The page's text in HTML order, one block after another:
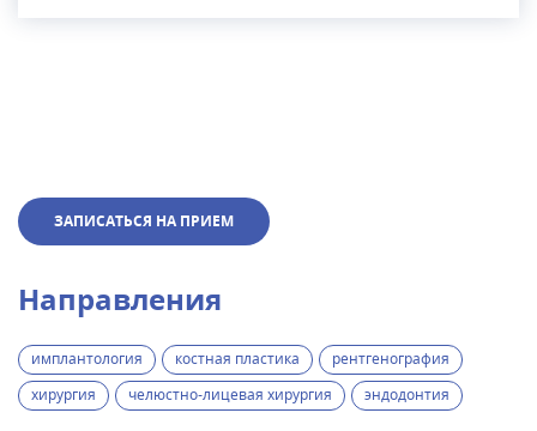
ЗАПИСАТЬСЯ НА ПРИЕМ
Направления
имплантология костная пластика
рентгенография
хирургия
челюстно-лицевая хирургия эндодонтия